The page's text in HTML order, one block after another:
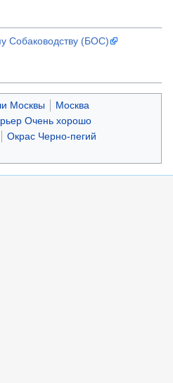
Собаководству (БОС)
Москвы
Москва
Очень хорошо
Окрас Черно-пегий